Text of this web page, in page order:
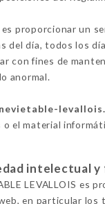
proporcionar un
del día, todos los
con fines de
anormal.
el material
intelectual
LEVALLOIS es
en particular los